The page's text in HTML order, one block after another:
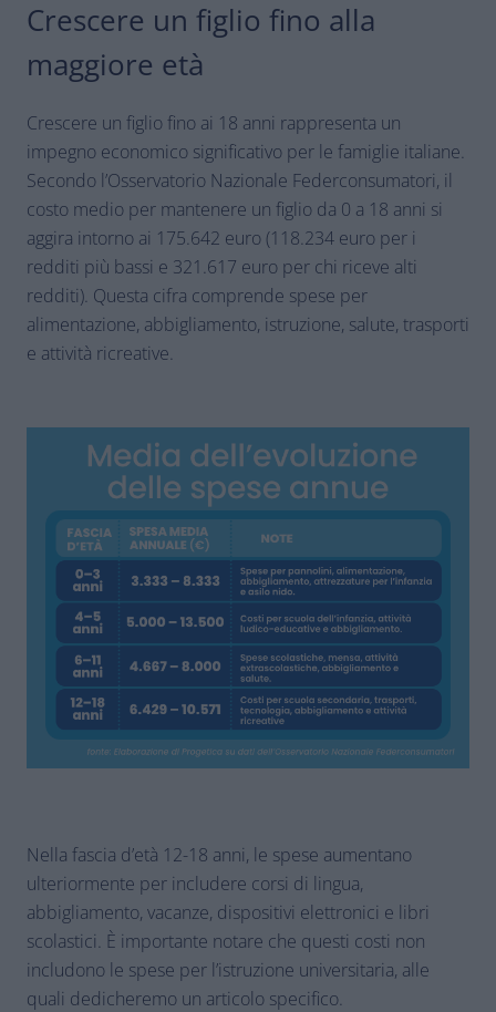
Crescere un figlio fino alla
maggiore età
Crescere un figlio fino ai 18 anni rappresenta un
impegno economico significativo per le famiglie italiane.
Secondo l’Osservatorio Nazionale Federconsumatori, il
costo medio per mantenere un figlio da 0 a 18 anni si
aggira intorno ai 175.642 euro (118.234 euro per i
redditi più bassi e 321.617 euro per chi riceve alti
redditi). Questa cifra comprende spese per
alimentazione, abbigliamento, istruzione, salute, trasporti
e attività ricreative.​
Nella fascia d’età 12-18 anni, le spese aumentano
ulteriormente per includere corsi di lingua,
abbigliamento, vacanze, dispositivi elettronici e libri
scolastici. È importante notare che questi costi non
includono le spese per l’istruzione universitaria, alle
quali dedicheremo un articolo specifico.